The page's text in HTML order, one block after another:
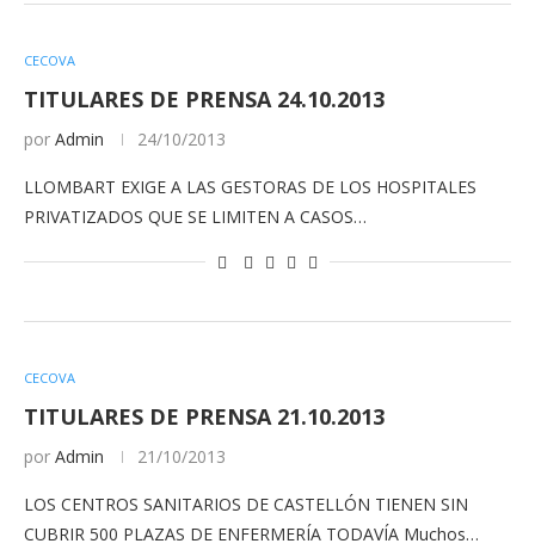
CECOVA
TITULARES DE PRENSA 24.10.2013
por Admin 24/10/2013
LLOMBART EXIGE A LAS GESTORAS DE LOS HOSPITALES
PRIVATIZADOS QUE SE LIMITEN A CASOS…
CECOVA
TITULARES DE PRENSA 21.10.2013
por Admin 21/10/2013
LOS CENTROS SANITARIOS DE CASTELLÓN TIENEN SIN
CUBRIR 500 PLAZAS DE ENFERMERÍA TODAVÍA Muchos…